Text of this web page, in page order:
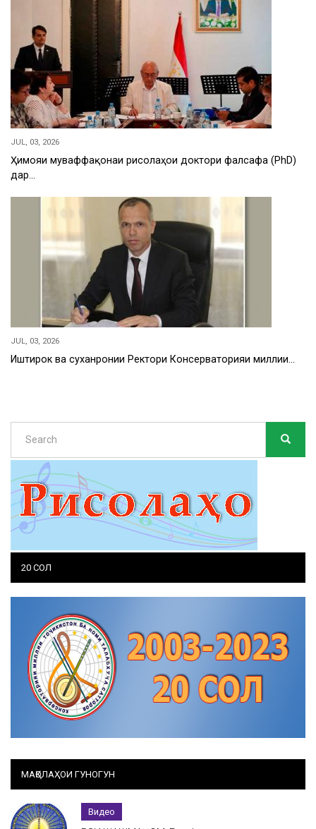
JUL, 03, 2026
Ҳимояи муваффақонаи рисолаҳои доктори фалсафа (PhD)
дар…
JUL, 03, 2026
Иштирок ва суханронии Ректори Консерваторияи миллии…
Search
20 СОЛ
МАҚОЛАҲОИ ГУНОГУН
Видео